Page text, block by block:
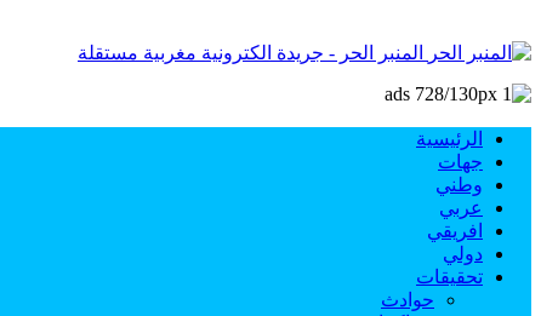
المنبر الحر - جريدة الكترونية مغربية مستقلة
الرئيسية
جهات
وطني
عربي
افريقي
دولي
تحقيقات
حوادث